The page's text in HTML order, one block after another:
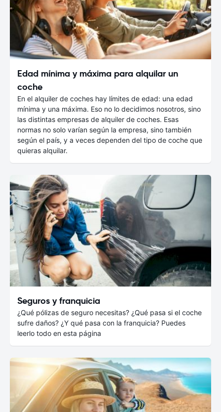
Edad mínima y máxima para alquilar un
coche
En el alquiler de coches hay límites de edad: una edad
mínima y una máxima. Eso no lo decidimos nosotros, sino
las distintas empresas de alquiler de coches. Esas
normas no solo varían según la empresa, sino también
según el país, y a veces dependen del tipo de coche que
quieras alquilar.
Seguros y franquicia
¿Qué pólizas de seguro necesitas? ¿Qué pasa si el coche
sufre daños? ¿Y qué pasa con la franquicia? Puedes
leerlo todo en esta página